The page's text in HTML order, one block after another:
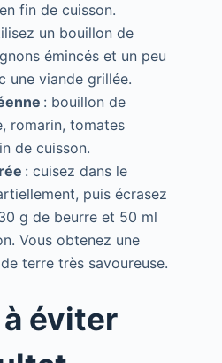
fin de cuisson.
un bouillon de
émincés et un peu
une viande grillée.
: bouillon de
romarin, tomates
de cuisson.
: cuisez dans le
puis écrasez
g de beurre et 50 ml
Vous obtenez une
terre très savoureuse.
éviter